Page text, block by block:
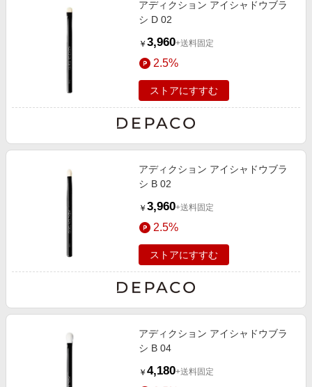
アディクション アイシャドウブラ
シ D 02
￥ 3,960+送料固定
2.5%
ストアにすすむ
アディクション アイシャドウブラ
シ B 02
￥ 3,960+送料固定
2.5%
ストアにすすむ
アディクション アイシャドウブラ
シ B 04
￥ 4,180+送料固定